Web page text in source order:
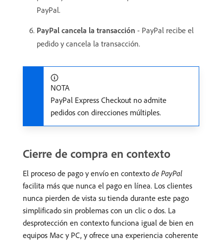
PayPal.
PayPal cancela la transacción - PayPal recibe el
pedido y cancela la transacción.
NOTA
PayPal Express Checkout no admite
pedidos con direcciones múltiples.
Cierre de compra en contexto
El proceso de pago y envío en contexto de PayPal
facilita más que nunca el pago en línea. Los clientes
nunca pierden de vista su tienda durante este pago
simplificado sin problemas con un clic o dos. La
desprotección en contexto funciona igual de bien en
equipos Mac y PC, y ofrece una experiencia coherente